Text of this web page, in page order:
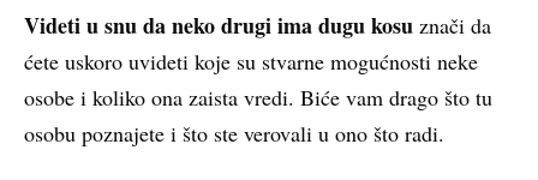
Videti u snu da neko drugi ima dugu kosu znači da
ćete uskoro uvideti koje su stvarne mogućnosti neke
osobe i koliko ona zaista vredi. Biće vam drago što tu
osobu poznajete i što ste verovali u ono što radi.